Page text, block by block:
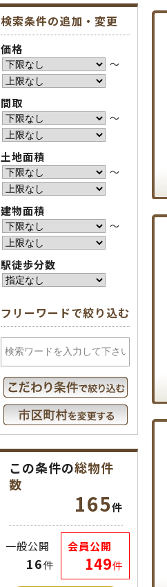
検索条件の追加・変更
価格
〜
間取
〜
土地面積
〜
建物面積
〜
駅徒歩分数
フリーワードで絞り込む
この条件の総物件
数
165件
会員公開
149件
一般公開
16件